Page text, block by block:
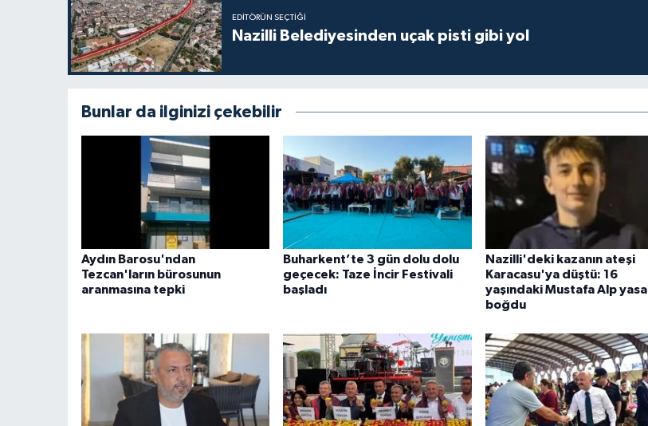
EDITÖRÜN SEÇTIĞI
Nazilli Belediyesinden uçak pisti gibi yol
Bunlar da ilginizi çekebilir
Aydın Barosu'ndan
Tezcan'ların bürosunun
aranmasına tepki
Buharkent’te 3 gün dolu dolu
geçecek: Taze İncir Festivali
başladı
Nazilli'deki kazanın ateşi
Karacasu'ya düştü: 16
yaşındaki Mustafa Alp yasa
boğdu